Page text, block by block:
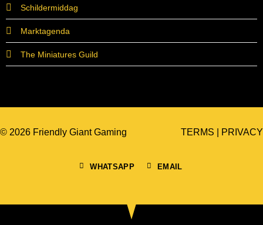
Schildermiddag
Marktagenda
The Miniatures Guild
© 2026 Friendly Giant Gaming
WHATSAPP EMAIL
TERMS PRIVACY